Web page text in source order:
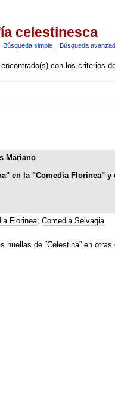
celestinesca
Búsqueda simple| Búsqueda
con los criterios
Mariano
en la "Comedia Florinea"
Florinea; Comedia Selvagia
huellas de “Celestina” en otras